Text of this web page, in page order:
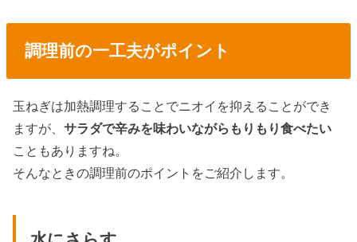
調理前の一工夫がポイント
玉ねぎは加熱調理することでニオイを抑えることができ
ますが、サラダで辛みを味わいながらもりもり食べたい
こともありますね。
そんなときの調理前のポイントをご紹介します。